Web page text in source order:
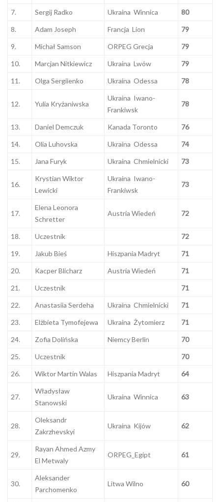
7. Sergij Radko Ukraina Winnica 80
8. Adam Joseph Francja Lion 79
9. Michał Samson ORPEG Grecja 79
10. Marcjan Nitkiewicz Ukraina Lwów 79
11. Olga Sergiienko Ukraina Odessa 78
12. Yulia Kryżaniwska
Ukraina Iwano-
Frankiwsk
78
13. Daniel Demczuk Kanada Toronto 76
14. Olia Luhovska Ukraina Odessa 74
15. Jana Furyk Ukraina Chmielnicki 73
16.
Krystian Wiktor
Lewicki
Ukraina Iwano-
Frankiwsk
73
17.
Elena Leonora
Schretter
Austria Wiedeń 72
18. Uczestnik 72
19. Jakub Bieś Hiszpania Madryt 71
20. Kacper Blicharz Austria Wiedeń 71
21. Uczestnik 71
22. Anastasiia Serdeha Ukraina Chmielnicki 71
23. Elżbieta Tymofejewa Ukraina Żytomierz 71
24. Zofia Dolińska Niemcy Berlin 70
25. Uczestnik 70
26. Wiktor Martín Walas Hiszpania Madryt 64
27.
Władysław
Stanowski
Ukraina Winnica 63
28.
Oleksandr
Zakrzhevskyi
Ukraina Kijów 62
29.
Rayan Ahmed Azmy
El Metwaly
ORPEG_Egipt 61
30.
Aleksander
Parchomenko
Litwa Wilno 60